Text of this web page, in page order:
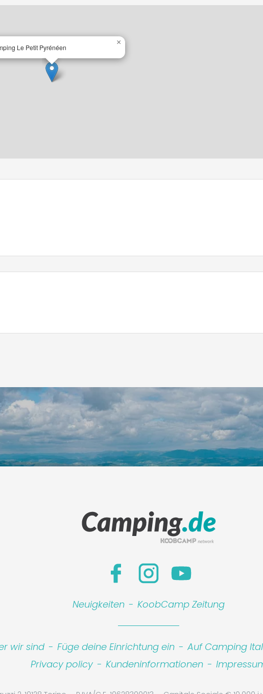
Le Petit Pyrénéen
×
Neuigkeiten - KoobCamp Zeitung
wir sind - Füge deine Einrichtung ein - Auf Camping
Privacy policy - Kundeninformationen -